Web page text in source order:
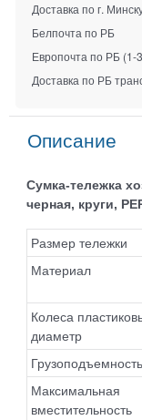
Доставка по г.
Белпочта по РБ
Европочта по РБ (1-
Доставка по РБ
Описание
Сумка-тележка
черная, круги,
Размер тележки
Материал
Колеса
диаметр
Грузоподъемность
Максимальная
вместительность